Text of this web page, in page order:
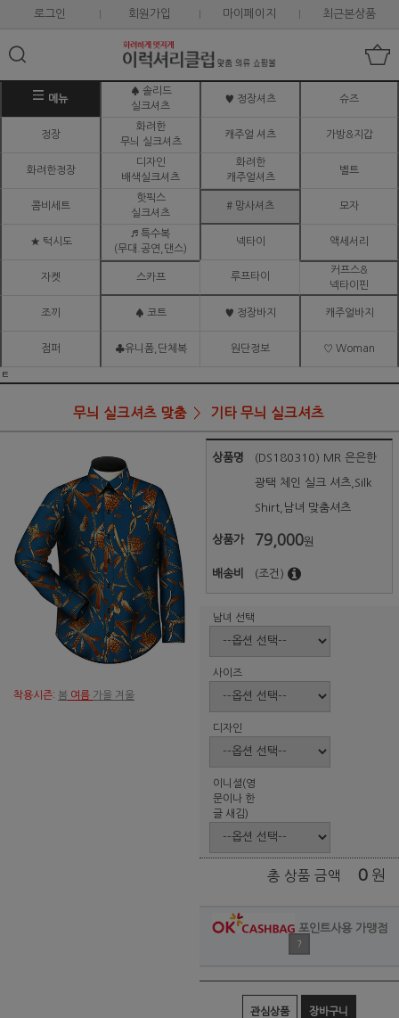
로그인 회원가입 마이페이지 최근본상품
메뉴
♠ 솔리드
실크셔츠
♥ 정장셔츠 슈즈
정장
화려한
무늬 실크셔츠
캐주얼 셔츠 가방&지갑
화려한정장
디자인
배색실크셔츠
화려한
캐주얼셔츠
벨트
콤비세트
핫픽스
실크셔츠
# 망사셔츠 모자
★ 턱시도
♬ 특수복
(무대.공연,댄스)
넥타이 액세서리
자켓 스카프 루프타이
커프스&
넥타이핀
조끼 ♠ 코트 ♥ 정장바지 캐주얼바지
점퍼 ♣유니폼,단체복 원단정보 ♡ Woman
ㅌ
무늬 실크셔츠 맞춤 기타 무늬 실크셔츠
착용시즌: 봄 여름 가을 겨울
상품명 (DS180310) MR 은은한
광택 체인 실크 셔츠,Silk
Shirt,남녀 맞춤셔츠
상품가 79,000원
배송비 (조건)
남녀 선택
사이즈
디자인
이니셜(영
문이나 한
글 새김)
총 상품 금액 0 원
포인트사용 가맹점
?
관심상품 장바구니